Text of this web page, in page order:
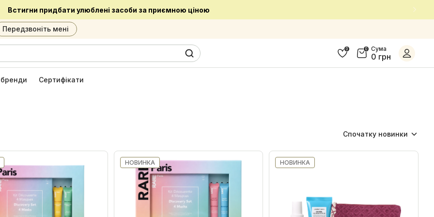
Встигни придбати улюблені засоби за приємною ціною
Передзвоніть мені
0 0 Сума
0 грн
бренди Сертифікати
Спочатку новинки
Від найбільшої ціни
НОВИНКА НОВИНКА